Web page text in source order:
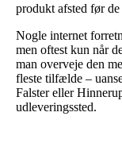
produkt afsted før
Nogle internet
men oftest kun når
man overveje den
fleste tilfælde –
Falster eller
udleveringssted.